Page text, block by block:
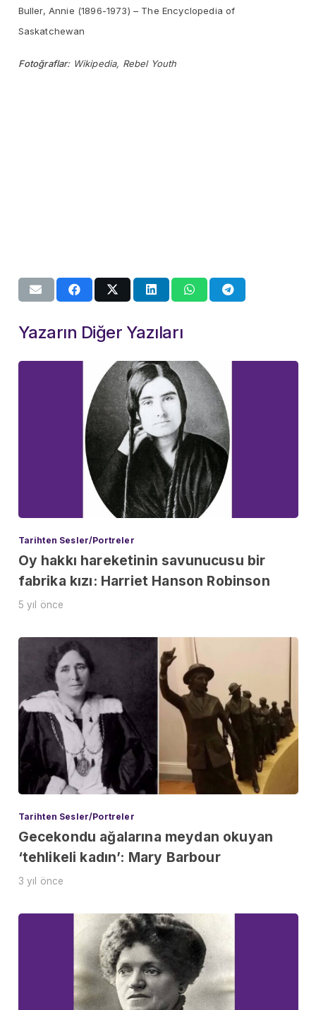
Buller, Annie (1896-1973) – The Encyclopedia of
Saskatchewan
Fotoğraflar: Wikipedia, Rebel Youth
Yazarın Diğer Yazıları
Tarihten Sesler/Portreler
Oy hakkı hareketinin savunucusu bir
fabrika kızı: Harriet Hanson Robinson
5 yıl önce
Tarihten Sesler/Portreler
Gecekondu ağalarına meydan okuyan
‘tehlikeli kadın’: Mary Barbour
3 yıl önce